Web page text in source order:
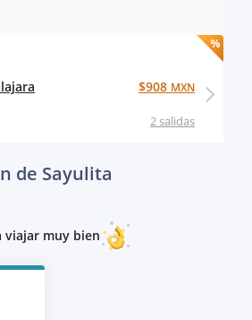
2 salidas
$908 MXN
de Sayulita
viajar muy bien